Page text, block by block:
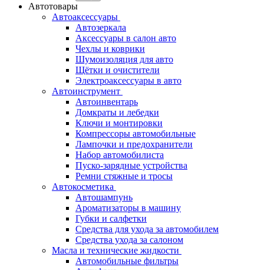
Автотовары
Автоаксессуары
Автозеркала
Аксессуары в салон авто
Чехлы и коврики
Шумоизоляция для авто
Щётки и очистители
Электроаксессуары в авто
Автоинструмент
Автоинвентарь
Домкраты и лебедки
Ключи и монтировки
Компрессоры автомобильные
Лампочки и предохранители
Набор автомобилиста
Пуско-зарядные устройства
Ремни стяжные и тросы
Автокосметика
Автошампунь
Ароматизаторы в машину
Губки и салфетки
Средства для ухода за автомобилем
Средства ухода за салоном
Масла и технические жидкости
Автомобильные фильтры